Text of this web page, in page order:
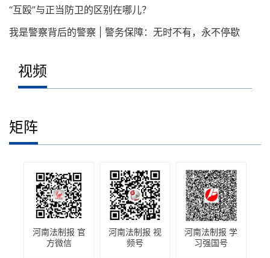
“互殴”与正当防卫的区别在哪儿？
我是警察背后的警察 | 警务保障：无时不有，永不停歇
视频
矩阵
河南法制报 官
方微信
河南法制报 视
频号
河南法制报 学
习强国号